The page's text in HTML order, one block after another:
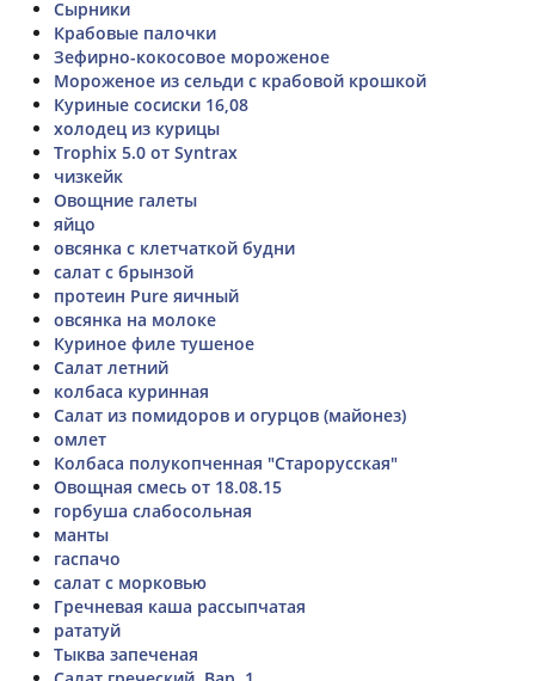
Сырники
Крабовые палочки
Зефирно-кокосовое мороженое
Мороженое из сельди с крабовой крошкой
Куриные сосиски 16,08
холодец из курицы
Trophix 5.0 от Syntrax
чизкейк
Овощние галеты
яйцо
овсянка с клетчаткой будни
салат с брынзой
протеин Pure яичный
овсянка на молоке
Куриное филе тушеное
Салат летний
колбаса куринная
Салат из помидоров и огурцов (майонез)
омлет
Колбаса полукопченная "Старорусская"
Овощная смесь от 18.08.15
горбуша слабосольная
манты
гаспачо
салат с морковью
Гречневая каша рассыпчатая
рататуй
Тыква запеченая